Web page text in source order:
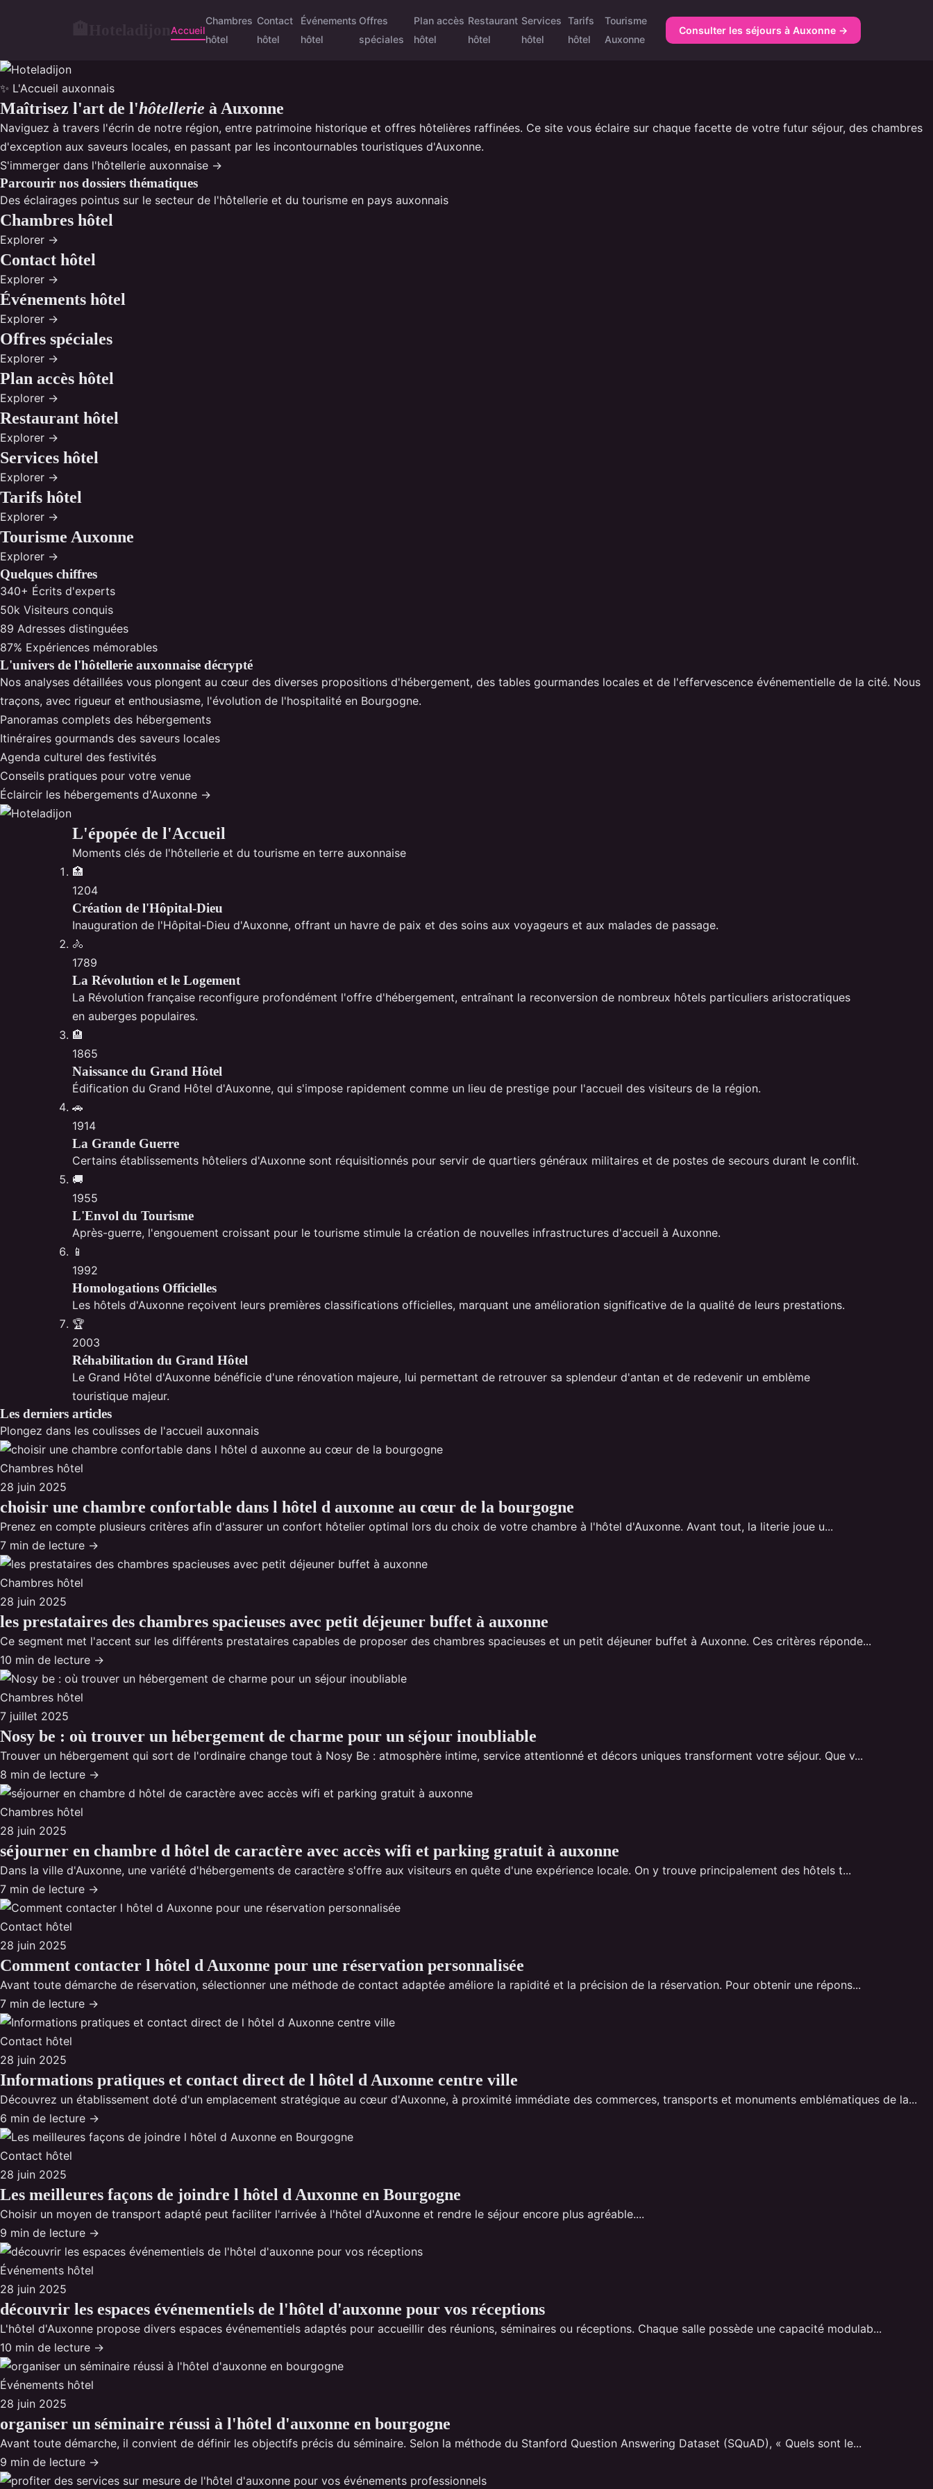
Accueil
Chambres
hôtel
Contact
hôtel
Événements
hôtel
Offres
spéciales
Plan accès
hôtel
Restaurant
hôtel
Services
hôtel
Tarifs
hôtel
Tourisme
Auxonne
Consulter les séjours à Auxonne →
✨ L'Accueil auxonnais
Maîtrisez l'art de l'hôtellerie à Auxonne
Naviguez à travers l'écrin de notre région, entre patrimoine historique et offres hôtelières raffinées. Ce site vous éclaire sur chaque facette de votre futur séjour, des chambres
d'exception aux saveurs locales, en passant par les incontournables touristiques d'Auxonne.
S'immerger dans l'hôtellerie auxonnaise →
Parcourir nos dossiers thématiques
Des éclairages pointus sur le secteur de l'hôtellerie et du tourisme en pays auxonnais
Chambres hôtel
Explorer →
Contact hôtel
Explorer →
Événements hôtel
Explorer →
Offres spéciales
Explorer →
Plan accès hôtel
Explorer →
Restaurant hôtel
Explorer →
Services hôtel
Explorer →
Tarifs hôtel
Explorer →
Tourisme Auxonne
Explorer →
Quelques chiffres
340+ Écrits d'experts
50k Visiteurs conquis
89 Adresses distinguées
87% Expériences mémorables
L'univers de l'hôtellerie auxonnaise décrypté
Nos analyses détaillées vous plongent au cœur des diverses propositions d'hébergement, des tables gourmandes locales et de l'effervescence événementielle de la cité. Nous
traçons, avec rigueur et enthousiasme, l'évolution de l'hospitalité en Bourgogne.
Panoramas complets des hébergements
Itinéraires gourmands des saveurs locales
Agenda culturel des festivités
Conseils pratiques pour votre venue
Éclaircir les hébergements d'Auxonne →
L'épopée de l'Accueil
Moments clés de l'hôtellerie et du tourisme en terre auxonnaise
🏥
1204
Création de l'Hôpital-Dieu
Inauguration de l'Hôpital-Dieu d'Auxonne, offrant un havre de paix et des soins aux voyageurs et aux malades de passage.
🚴
1789
La Révolution et le Logement
La Révolution française reconfigure profondément l'offre d'hébergement, entraînant la reconversion de nombreux hôtels particuliers aristocratiques
en auberges populaires.
🏨
1865
Naissance du Grand Hôtel
Édification du Grand Hôtel d'Auxonne, qui s'impose rapidement comme un lieu de prestige pour l'accueil des visiteurs de la région.
🚗
1914
La Grande Guerre
Certains établissements hôteliers d'Auxonne sont réquisitionnés pour servir de quartiers généraux militaires et de postes de secours durant le conflit.
🚚
1955
L'Envol du Tourisme
Après-guerre, l'engouement croissant pour le tourisme stimule la création de nouvelles infrastructures d'accueil à Auxonne.
📱
1992
Homologations Officielles
Les hôtels d'Auxonne reçoivent leurs premières classifications officielles, marquant une amélioration significative de la qualité de leurs prestations.
🏆
2003
Réhabilitation du Grand Hôtel
Le Grand Hôtel d'Auxonne bénéficie d'une rénovation majeure, lui permettant de retrouver sa splendeur d'antan et de redevenir un emblème
touristique majeur.
Les derniers articles
Plongez dans les coulisses de l'accueil auxonnais
Chambres hôtel
28 juin 2025
choisir une chambre confortable dans l hôtel d auxonne au cœur de la bourgogne
Prenez en compte plusieurs critères afin d'assurer un confort hôtelier optimal lors du choix de votre chambre à l'hôtel d'Auxonne. Avant tout, la literie joue u...
7 min de lecture →
Chambres hôtel
28 juin 2025
les prestataires des chambres spacieuses avec petit déjeuner buffet à auxonne
Ce segment met l'accent sur les différents prestataires capables de proposer des chambres spacieuses et un petit déjeuner buffet à Auxonne. Ces critères réponde...
10 min de lecture →
Chambres hôtel
7 juillet 2025
Nosy be : où trouver un hébergement de charme pour un séjour inoubliable
Trouver un hébergement qui sort de l'ordinaire change tout à Nosy Be : atmosphère intime, service attentionné et décors uniques transforment votre séjour. Que v...
8 min de lecture →
Chambres hôtel
28 juin 2025
séjourner en chambre d hôtel de caractère avec accès wifi et parking gratuit à auxonne
Dans la ville d'Auxonne, une variété d'hébergements de caractère s'offre aux visiteurs en quête d'une expérience locale. On y trouve principalement des hôtels t...
7 min de lecture →
Contact hôtel
28 juin 2025
Comment contacter l hôtel d Auxonne pour une réservation personnalisée
Avant toute démarche de réservation, sélectionner une méthode de contact adaptée améliore la rapidité et la précision de la réservation. Pour obtenir une répons...
7 min de lecture →
Contact hôtel
28 juin 2025
Informations pratiques et contact direct de l hôtel d Auxonne centre ville
Découvrez un établissement doté d'un emplacement stratégique au cœur d'Auxonne, à proximité immédiate des commerces, transports et monuments emblématiques de la...
6 min de lecture →
Contact hôtel
28 juin 2025
Les meilleures façons de joindre l hôtel d Auxonne en Bourgogne
Choisir un moyen de transport adapté peut faciliter l'arrivée à l'hôtel d'Auxonne et rendre le séjour encore plus agréable....
9 min de lecture →
Événements hôtel
28 juin 2025
découvrir les espaces événementiels de l'hôtel d'auxonne pour vos réceptions
L'hôtel d'Auxonne propose divers espaces événementiels adaptés pour accueillir des réunions, séminaires ou réceptions. Chaque salle possède une capacité modulab...
10 min de lecture →
Événements hôtel
28 juin 2025
organiser un séminaire réussi à l'hôtel d'auxonne en bourgogne
Avant toute démarche, il convient de définir les objectifs précis du séminaire. Selon la méthode du Stanford Question Answering Dataset (SQuAD), « Quels sont le...
9 min de lecture →